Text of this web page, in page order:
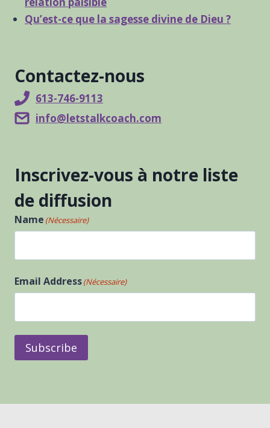
Qu’est-ce que la sagesse divine de Dieu ?
Contactez-nous
613-746-9113
info@letstalkcoach.com
Inscrivez-vous à notre liste
de diffusion
Name (Nécessaire)
Email Address(Nécessaire)
Subscribe